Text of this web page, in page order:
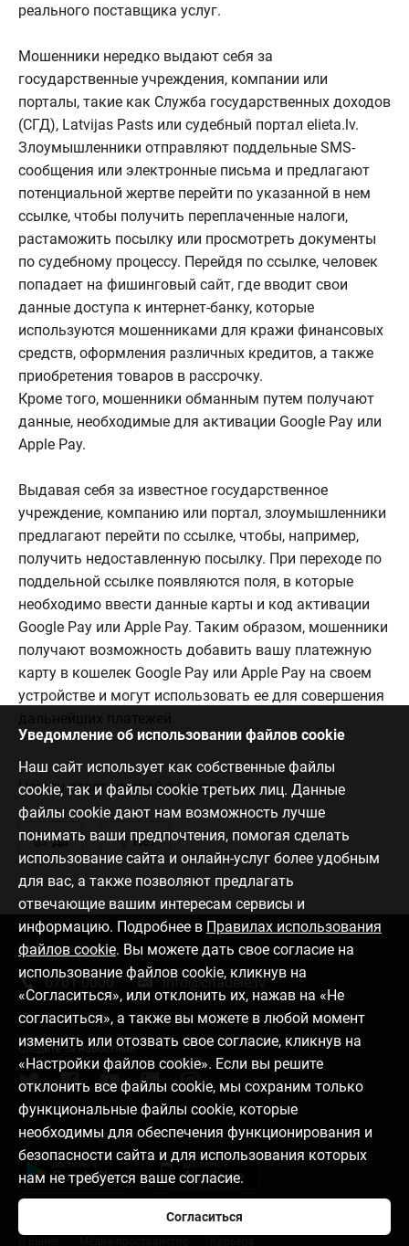
реального поставщика услуг.
Мошенники нередко выдают себя за
государственные учреждения, компании или
порталы, такие как Служба государственных доходов
(СГД), Latvijas Pasts или судебный портал elieta.lv.
Злоумышленники отправляют поддельные SMS-
сообщения или электронные письма и предлагают
потенциальной жертве перейти по указанной в нем
ссылке, чтобы получить переплаченные налоги,
растаможить посылку или просмотреть документы
по судебному процессу. Перейдя по ссылке, человек
попадает на фишинговый сайт, где вводит свои
данные доступа к интернет-банку, которые
используются мошенниками для кражи финансовых
средств, оформления различных кредитов, а также
приобретения товаров в рассрочку.
Кроме того, мошенники обманным путем получают
данные, необходимые для активации Google Pay или
Apple Pay.
Выдавая себя за известное государственное
учреждение, компанию или портал, злоумышленники
предлагают перейти по ссылке, чтобы, например,
получить недоставленную посылку. При переходе по
поддельной ссылке появляются поля, в которые
необходимо ввести данные карты и код активации
Google Pay или Apple Pay. Таким образом, мошенники
получают возможность добавить вашу платежную
карту в кошелек Google Pay или Apple Pay на своем
устройстве и могут использовать ее для совершения
Нашли ответ на свой вопрос?
Да Нет
Уведомление об использовании файлов cookie
Наш сайт использует как собственные файлы
cookie, так и файлы cookie третьих лиц. Данные
файлы cookie дают нам возможность лучше
понимать ваши предпочтения, помогая сделать
использование сайта и онлайн-услуг более удобным
для вас, а также позволяют предлагать
отвечающие вашим интересам сервисы и
информацию. Подробнее в Правилах использования
файлов cookie. Вы можете дать свое согласие на
использование файлов cookie, кликнув на
«Согласиться», или отклонить их, нажав на «Не
согласиться», а также вы можете в любой момент
изменить или отозвать свое согласие, кликнув на
«Настройки файлов cookie». Если вы решите
отклонить все файлы cookie, мы сохраним только
функциональные файлы cookie, которые
необходимы для обеспечения функционирования и
безопасности сайта и для использования которых
нам не требуется ваше согласие.
Согласиться
Связаться с нами
6701 0000 info@citadele.lv
Следите за новостями
Установить приложение